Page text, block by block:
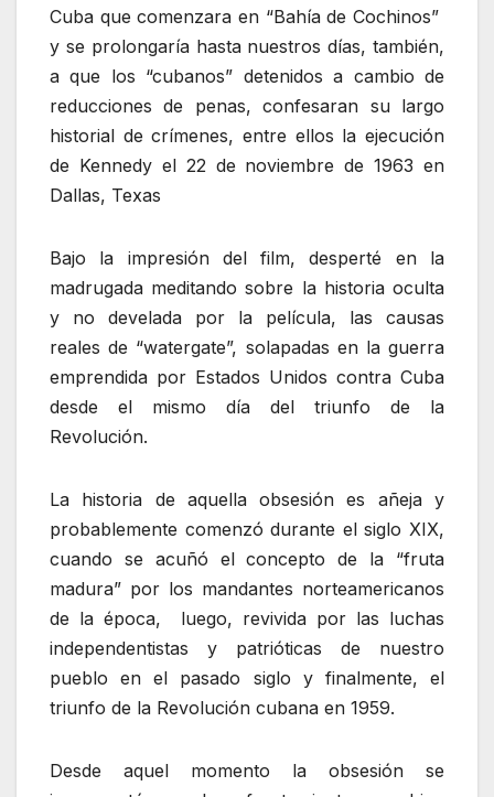
Cuba que comenzara en “Bahía de Cochinos”
y se prolongaría hasta nuestros días, también,
a que los “cubanos” detenidos a cambio de
reducciones de penas, confesaran su largo
historial de crímenes, entre ellos la ejecución
de Kennedy el 22 de noviembre de 1963 en
Dallas, Texas
Bajo la impresión del film, desperté en la
madrugada meditando sobre la historia oculta
y no develada por la película, las causas
reales de “watergate”, solapadas en la guerra
emprendida por Estados Unidos contra Cuba
desde el mismo día del triunfo de la
Revolución.
La historia de aquella obsesión es añeja y
probablemente comenzó durante el siglo XIX,
cuando se acuñó el concepto de la “fruta
madura” por los mandantes norteamericanos
de la época, luego, revivida por las luchas
independentistas y patrióticas de nuestro
pueblo en el pasado siglo y finalmente, el
triunfo de la Revolución cubana en 1959.
Desde aquel momento la obsesión se